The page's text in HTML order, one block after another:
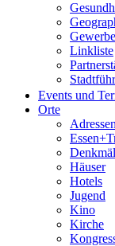
Gewerbe
Linkliste
Sport
Who is
Wohnen
Events und
Orte
Adressen
Häuser
Hotels
Jugend
Kino
Kirche